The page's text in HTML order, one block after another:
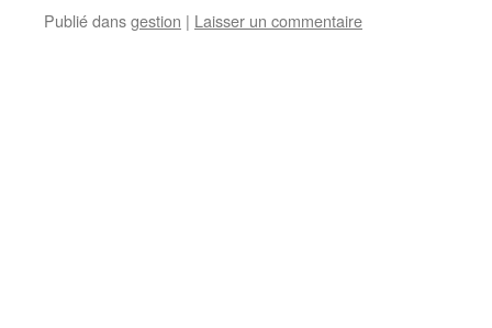
Publié dansgestion | Laisser un commentaire